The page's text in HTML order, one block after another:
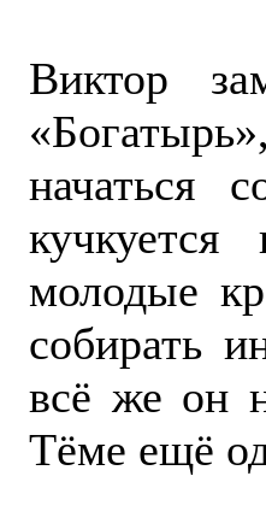
Виктор
начаться
молодые
собирать
всё же он
Тёме ещё